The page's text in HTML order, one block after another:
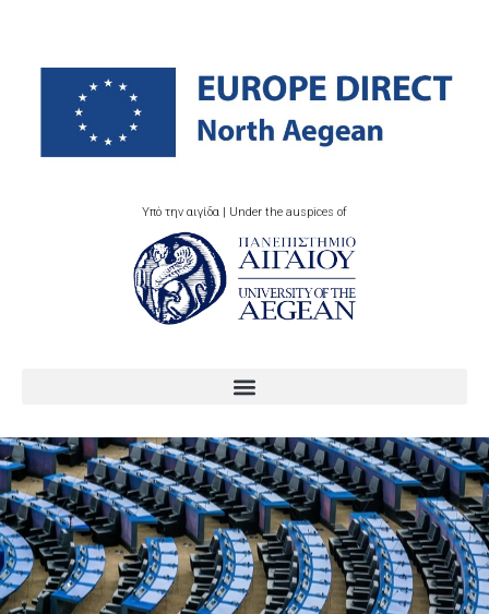
Υπό την αιγίδα | Under the auspices of